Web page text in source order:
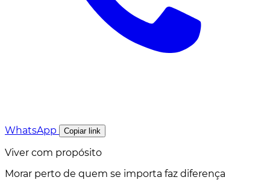
WhatsApp Copiar link
Viver com propósito
Morar perto de quem se importa faz diferença